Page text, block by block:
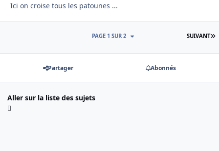
Ici on croise tous les patounes ...
SUIVANT
PAGE 1 SUR 2
Partager Abonnés
Aller sur la liste des sujets